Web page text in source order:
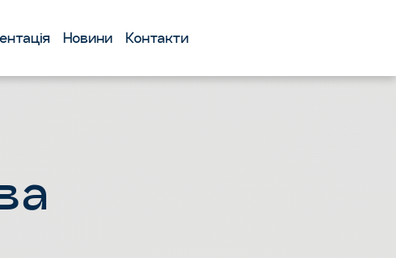
Новини Контакти